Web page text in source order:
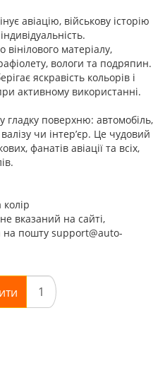
авіацію, військову історію
вінілового матеріалу,
вологи та подряпин.
яскравість кольорів і
активному використанні.
гладку поверхню: автомобіль,
чи інтер’єр. Це чудовий
фанатів авіації та всіх,
вказаний на сайті,
на пошту support@auto-